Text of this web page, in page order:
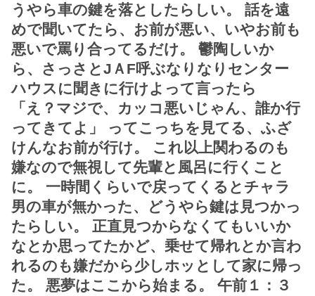
うやら車の鍵を落としたらしい。 話を遠
めで聞いてたら、お前が悪い、いやお前も
悪いで罵り合ってるだけ。 鬱陶しいか
ら、さっさとJＡF呼ぶなりなりセンター
ハウスに聞きに行けよって言ったら
「え？マジで、カッコ悪いじゃん、誰か行
ってきてよ」 ってこっちを見てる、ふざ
けんなお前が行け。 これ以上関わるのも
嫌なので無視して先輩と風呂に行くこと
に。 一時間くらいで戻ってくるとチャラ
男の車が無かった、どうやら鍵は見つかっ
たらしい。 正直見つからなくてもいいか
なとか思ってたかど、乗せて帰れとか言わ
れるのも嫌だから少しホッとして家に帰っ
た。 悪夢はここから始まる。 午前１：３